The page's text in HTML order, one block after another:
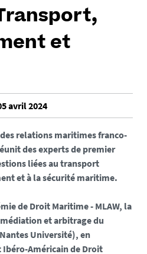
et
avril 2024
relations maritimes franco-
des experts de premier
liées au transport
et à la sécurité maritime.
de Droit Maritime - MLAW, la
et arbitrage du
Université), en
Américain de Droit